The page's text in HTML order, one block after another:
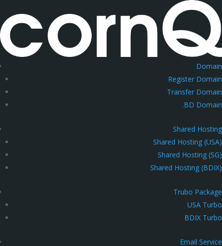
Domain
Register Domain
Transfer Domain
.BD Domain
Shared Hosting
Shared Hosting (USA)
Shared Hosting (SG)
Shared Hosting (BDIX)
Trubo Package
USA Turbo
BDIX Turbo
Email Service